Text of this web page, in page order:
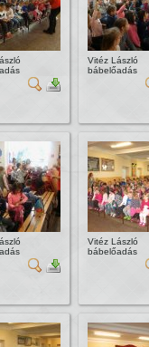
Vitéz László
bábelőadás
Vitéz László
bábelőadás